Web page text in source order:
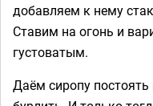
добавляем к нему
Ставим на огонь и
густоватым.
Даём сиропу